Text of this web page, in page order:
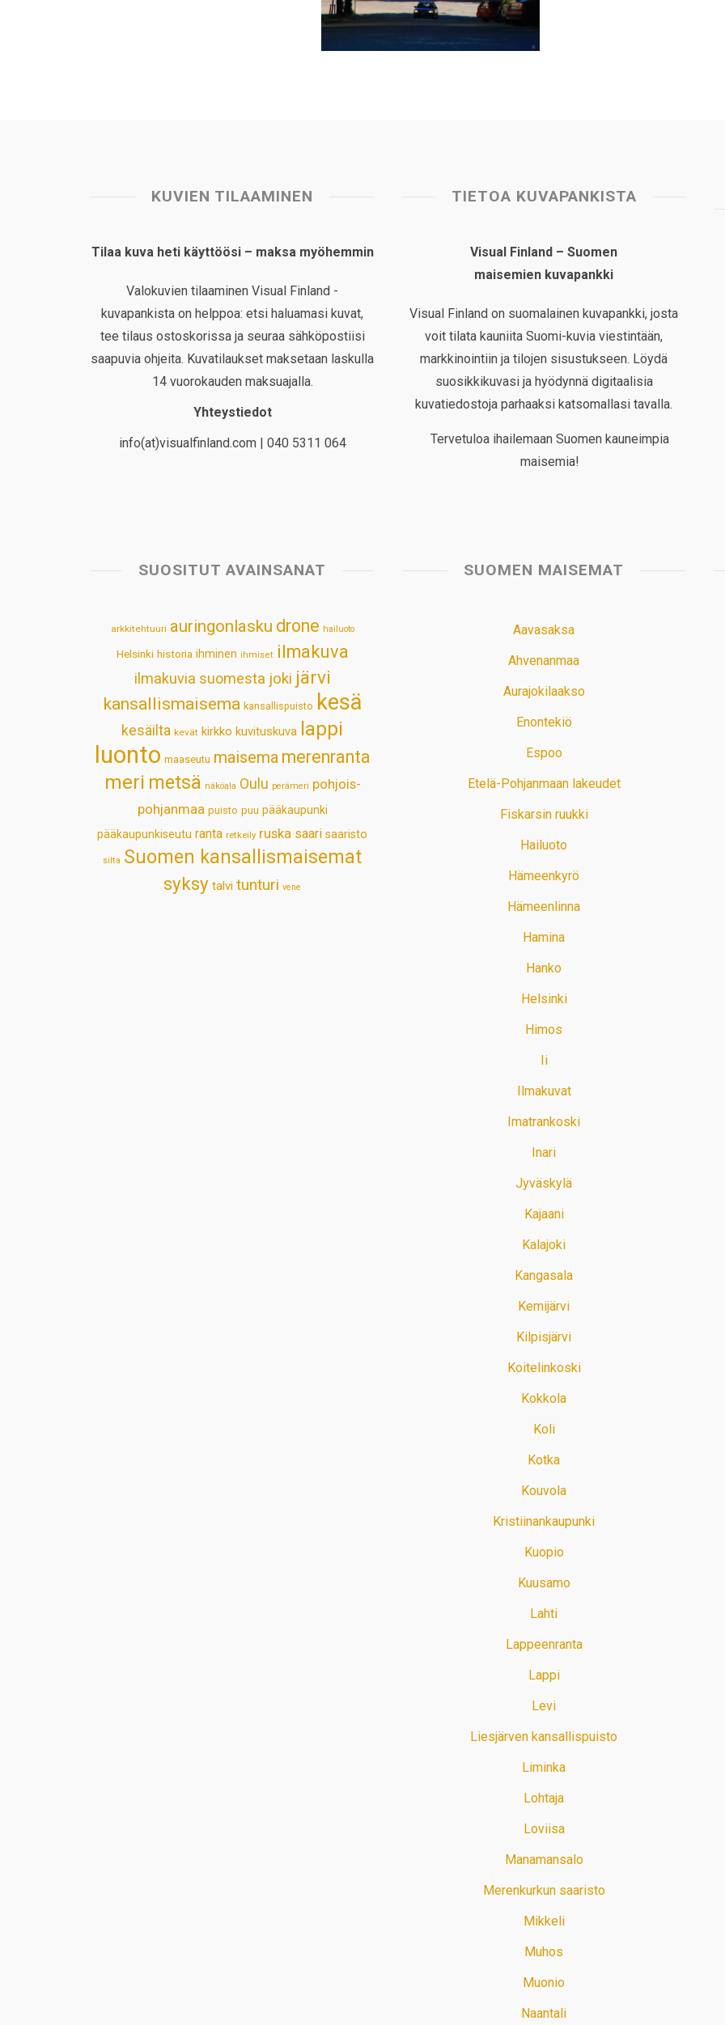
KUVIEN TILAAMINEN
Tilaa kuva heti käyttöösi – maksa myöhemmin
Valokuvien tilaaminen Visual Finland -
kuvapankista on helppoa: etsi haluamasi kuvat,
tee tilaus ostoskorissa ja seuraa sähköpostiisi
saapuvia ohjeita. Kuvatilaukset maksetaan laskulla
14 vuorokauden maksuajalla.
Yhteystiedot
info(at)visualfinland.com | 040 5311 064
TIETOA KUVAPANKISTA
Visual Finland – Suomen
maisemien kuvapankki
Visual Finland on suomalainen kuvapankki, josta
voit tilata kauniita Suomi-kuvia viestintään,
markkinointiin ja tilojen sisustukseen. Löydä
suosikkikuvasi ja hyödynnä digitaalisia
kuvatiedostoja parhaaksi katsomallasi tavalla.
Tervetuloa ihailemaan Suomen kauneimpia
maisemia!
SUOSITUT AVAINSANAT
arkkitehtuuri auringonlasku drone hailuoto
Helsinki historia ihminen ihmiset ilmakuva
ilmakuvia suomesta joki järvi
kansallismaisema kansallispuisto kesä
kesäilta kevät kirkko kuvituskuva lappi
luonto maaseutu maisema merenranta
meri metsä näköala Oulu perämeri pohjois-
pohjanmaa puisto puu pääkaupunki
pääkaupunkiseutu ranta retkeily ruska saari saaristo
silta Suomen kansallismaisemat
syksy talvi tunturi vene
SUOMEN MAISEMAT
Aavasaksa
Ahvenanmaa
Aurajokilaakso
Enontekiö
Espoo
Etelä-Pohjanmaan lakeudet
Fiskarsin ruukki
Hailuoto
Hämeenkyrö
Hämeenlinna
Hamina
Hanko
Helsinki
Himos
Ii
Ilmakuvat
Imatrankoski
Inari
Jyväskylä
Kajaani
Kalajoki
Kangasala
Kemijärvi
Kilpisjärvi
Koitelinkoski
Kokkola
Koli
Kotka
Kouvola
Kristiinankaupunki
Kuopio
Kuusamo
Lahti
Lappeenranta
Lappi
Levi
Liesjärven kansallispuisto
Liminka
Lohtaja
Loviisa
Manamansalo
Merenkurkun saaristo
Mikkeli
Muhos
Muonio
Naantali